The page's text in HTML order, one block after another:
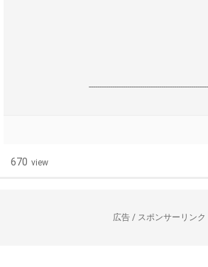
670 view
広告 / スポンサーリンク